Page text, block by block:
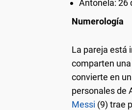
Antonela: 26
Numerología
La pareja está
comparten
convierte en
personales de
Messi (9) trae